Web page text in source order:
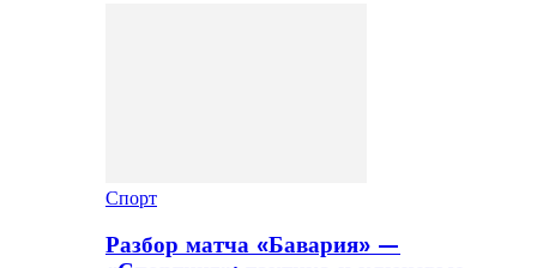
Спорт
Разбор матча «Бавария» —